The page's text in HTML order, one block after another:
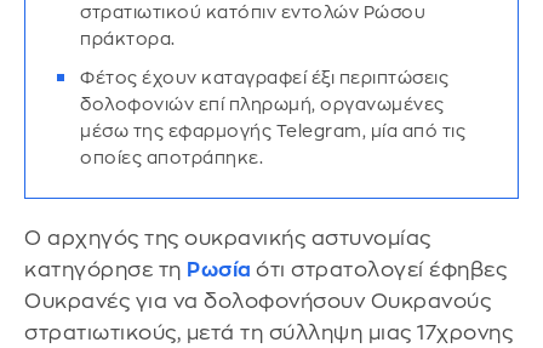
στρατιωτικού κατόπιν εντολών Ρώσου
πράκτορα.
Φέτος έχουν καταγραφεί έξι περιπτώσεις
δολοφονιών επί πληρωμή, οργανωμένες
μέσω της εφαρμογής Telegram, μία από τις
οποίες αποτράπηκε.
Ο αρχηγός της ουκρανικής αστυνομίας
κατηγόρησε τη Ρωσία ότι στρατολογεί έφηβες
Ουκρανές για να δολοφονήσουν Ουκρανούς
στρατιωτικούς, μετά τη σύλληψη μιας 17χρονης